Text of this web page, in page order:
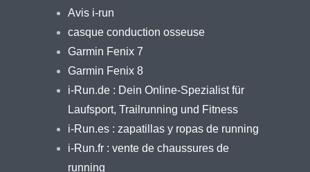
Avis i-run
casque conduction osseuse
Garmin Fenix 7
Garmin Fenix 8
i-Run.de : Dein Online-Spezialist für
Laufsport, Trailrunning und Fitness
i-Run.es : zapatillas y ropas de running
i-Run.fr : vente de chaussures de
running